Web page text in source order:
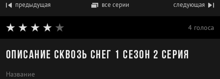
предыдущая все серии следующая
4 голоса
Описание Сквозь снег 1 сезон 2 серия
Название